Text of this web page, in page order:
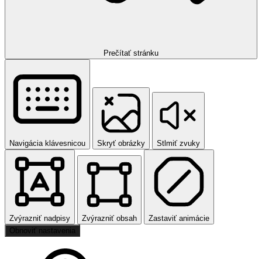
Prečítať stránku
Navigácia klávesnicou Skryť obrázky Stlmiť zvuky
Zvýrazniť nadpisy Zvýrazniť obsah
Zastaviť animácie
Obnoviť nastavenia